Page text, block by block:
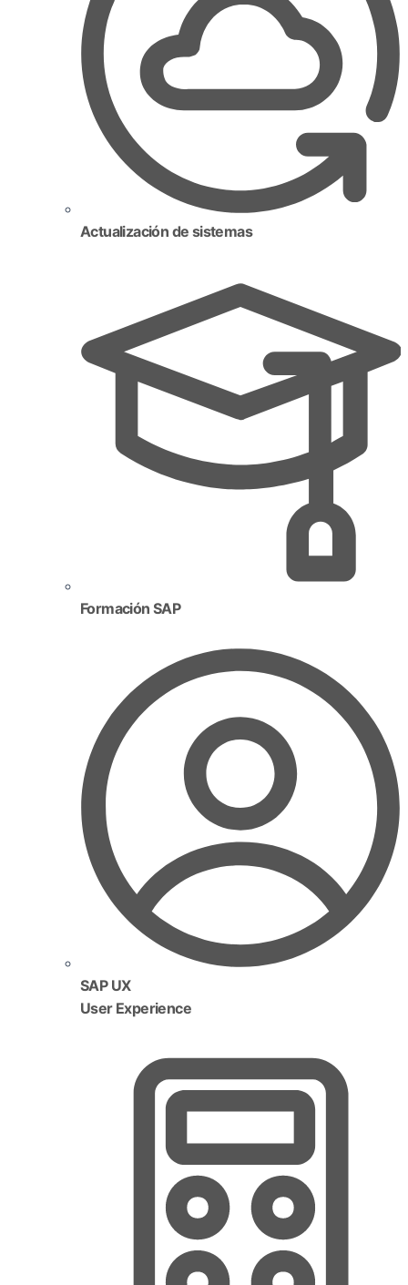
Actualización de sistemas
Formación SAP
SAP UX
User Experience